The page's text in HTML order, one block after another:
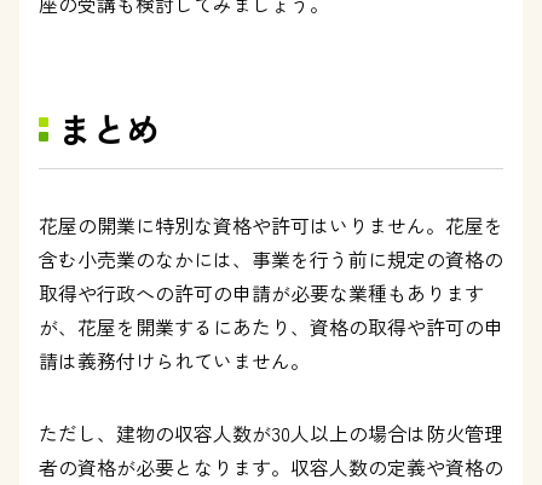
まとめ
花屋の開業に特別な資格や許可はいりません。花屋を
含む小売業のなかには、事業を行う前に規定の資格の
取得や行政への許可の申請が必要な業種もあります
が、花屋を開業するにあたり、資格の取得や許可の申
請は義務付けられていません。
ただし、建物の収容人数が30人以上の場合は防火管理
者の資格が必要となります。収容人数の定義や資格の